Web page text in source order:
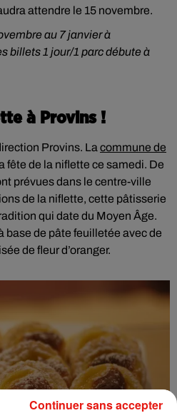
attendre le 15 novembre.
au 7 janvier à
billets 1 jour/1 parc débute à
à Provins !
Provins. La commune de
fête de la niflette ce samedi. De
prévues dans le centre-ville
de la niflette, cette pâtisserie
qui date du Moyen Âge.
base de pâte feuilletée avec de
de fleur d’oranger.
Continuer sans accepter